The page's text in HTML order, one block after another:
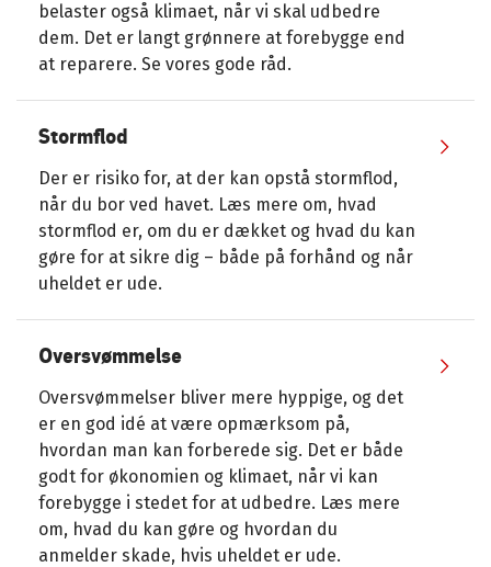
belaster også klimaet, når vi skal udbedre
dem. Det er langt grønnere at forebygge end
at reparere. Se vores gode råd.
Stormflod
Der er risiko for, at der kan opstå stormflod,
når du bor ved havet. Læs mere om, hvad
stormflod er, om du er dækket og hvad du kan
gøre for at sikre dig – både på forhånd og når
uheldet er ude.
Oversvømmelse
Oversvømmelser bliver mere hyppige, og det
er en god idé at være opmærksom på,
hvordan man kan forberede sig. Det er både
godt for økonomien og klimaet, når vi kan
forebygge i stedet for at udbedre. Læs mere
om, hvad du kan gøre og hvordan du
anmelder skade, hvis uheldet er ude.